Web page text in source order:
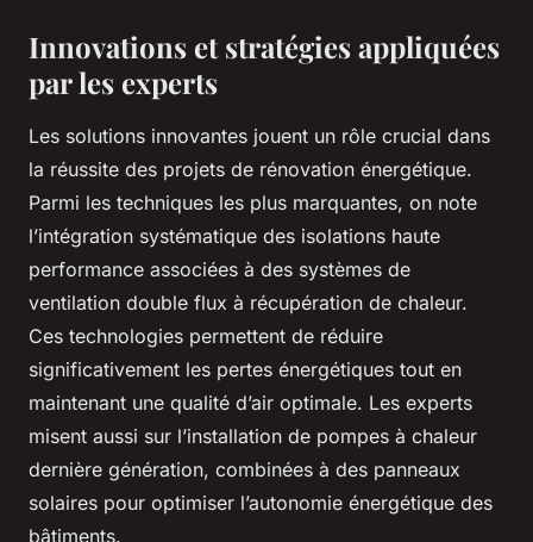
Innovations et stratégies appliquées
par les experts
Les solutions innovantes jouent un rôle crucial dans
la réussite des projets de rénovation énergétique.
Parmi les techniques les plus marquantes, on note
l’intégration systématique des isolations haute
performance associées à des systèmes de
ventilation double flux à récupération de chaleur.
Ces technologies permettent de réduire
significativement les pertes énergétiques tout en
maintenant une qualité d’air optimale. Les experts
misent aussi sur l’installation de pompes à chaleur
dernière génération, combinées à des panneaux
solaires pour optimiser l’autonomie énergétique des
bâtiments.